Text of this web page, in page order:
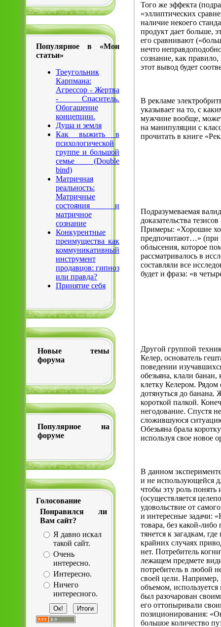
Популярное в «Мои
статьи»
Треугольник
Карпмана:
Агрессор - Жертва
- Спаситель.
Обогащение
концепции.
Душа и земля
Как выжить в
психологической
группе и большой
семье (Double
bind)
Матричная
реальность:
Матричные
состояния и
матричное
сознание
Конкурентные
преимущества как
коммуникативный
инструмент
продавцов: гипноз
или правда?
Принятие себя
Новые темы
форума
Популярное на
форуме
Голосование
Понравился ли
Вам сайт?
Я давно искал
такой сайт.
Очень
интересно.
Интересно.
Ничего
интересного.
Того же эффекта
«эллиптических
наличие некоего
продукт дает больше,
его сравнивают
нечто
сознание, как
этот вывод будет
В рекламе
указывает на то, с
мужчине вообще,
на манипуляции с
прочитать в книге
Подразумеваемая
доказательства
Примеры: «Хорошие
предпочитают…» (при
облысения, которое
рассматривалось в
составляли все
будет и фраза: «в
Другой группой
Келер, основатель
поведении
обезьяна, клали
клетку Келером. Рядом
дотянуться до банана.
короткой палкой.
негодование. Спустя
сложившуюся
Обезьяна брала
используя свое новое
В данном
и не использующейся
чтобы эту роль
(осуществляется
удовольствие от
и интересные задачи:
товара, без какой-
тянется к загадкам,
крайних случаях
нет. Потребитель
лежащем предмете
потребитель в любой
своей цели. Например,
объемом,
был разочарован
его оттопыривали
позиционирования:
большое количество